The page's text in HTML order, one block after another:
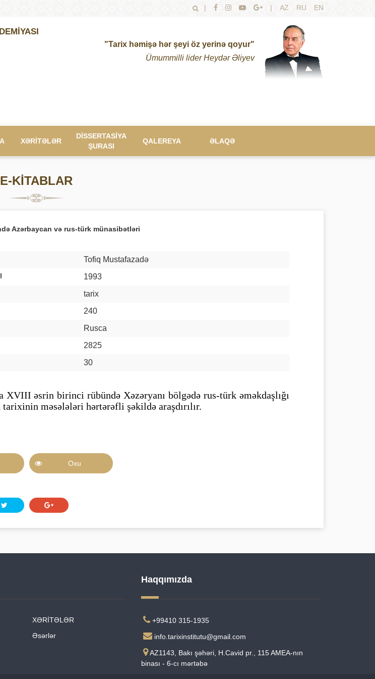
| | AZ RU EN
"Tarix həmişə hər şeyi öz yerinə qoyur"
Ümummilli lider Heydər Əliyev
XƏRİTƏLƏR
DİSSERTASİYA
ŞURASI
QALEREYA ƏLAQƏ
E-KİTABLAR
Azərbaycan və rus-türk münasibətləri
Tofiq Mustafazadə
1993
tarix
240
Rusca
2825
30
XVIII əsrin birinci rübündə Xəzəryanı bölgədə rus-türk əməkdaşlığı
tarixinin məsələləri hərtərəfli şəkildə araşdırılır.
Oxu
XƏRİTƏLƏR
Əsərlər
Haqqımızda
+99410 315-1935
info.tarixinstitutu@gmail.com
AZ1143, Bakı şəhəri, H.Cavid pr., 115 AMEA-nın
binası - 6-cı mərtəbə